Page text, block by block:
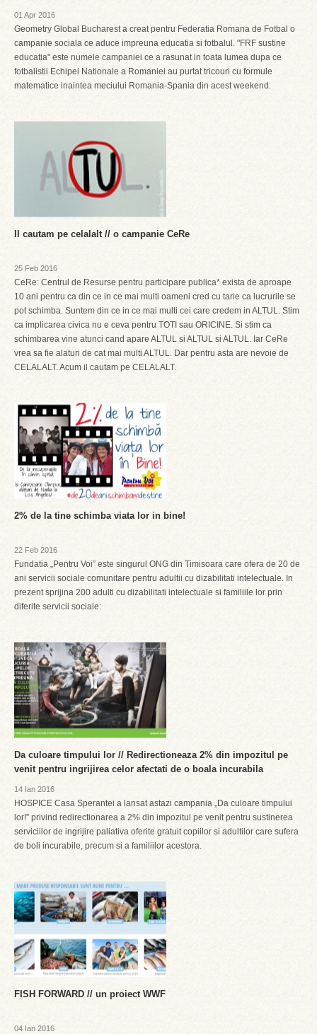
01 Apr 2016
Geometry Global Bucharest a creat pentru Federatia Romana de Fotbal o
campanie sociala ce aduce impreuna educatia si fotbalul. "FRF sustine
educatia" este numele campaniei ce a rasunat in toata lumea dupa ce
fotbalistii Echipei Nationale a Romaniei au purtat tricouri cu formule
matematice inaintea meciului Romania-Spania din acest weekend.
Il cautam pe celalalt // o campanie CeRe
25 Feb 2016
CeRe: Centrul de Resurse pentru participare publica* exista de aproape
10 ani pentru ca din ce in ce mai multi oameni cred cu tarie ca lucrurile se
pot schimba. Suntem din ce in ce mai multi cei care credem in ALTUL. Stim
ca implicarea civica nu e ceva pentru TOTI sau ORICINE. Si stim ca
schimbarea vine atunci cand apare ALTUL si ALTUL si ALTUL. Iar CeRe
vrea sa fie alaturi de cat mai multi ALTUL. Dar pentru asta are nevoie de
CELALALT. Acum il cautam pe CELALALT.
2% de la tine schimba viata lor in bine!
22 Feb 2016
Fundatia „Pentru Voi” este singurul ONG din Timisoara care ofera de 20 de
ani servicii sociale comunitare pentru adultii cu dizabilitati intelectuale. In
prezent sprijina 200 adulti cu dizabilitati intelectuale si familiile lor prin
diferite servicii sociale:
Da culoare timpului lor // Redirectioneaza 2% din impozitul pe
venit pentru ingrijirea celor afectati de o boala incurabila
14 Ian 2016
HOSPICE Casa Sperantei a lansat astazi campania „Da culoare timpului
lor!” privind redirectionarea a 2% din impozitul pe venit pentru sustinerea
serviciilor de ingrijire paliativa oferite gratuit copiilor si adultilor care sufera
de boli incurabile, precum si a familiilor acestora.
FISH FORWARD // un proiect WWF
04 Ian 2016